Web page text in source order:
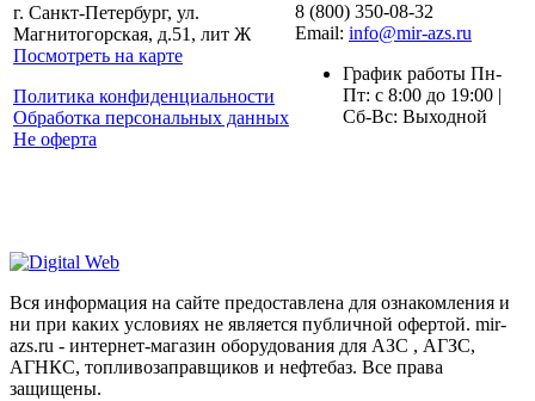
г. Санкт-Петербург, ул.
Магнитогорская, д.51, лит Ж
Посмотреть на карте
Политика конфиденциальности
Обработка персональных данных
Не оферта
8 (800) 350-08-32
Email: info@mir-azs.ru
График работы Пн-
Пт: с 8:00 до 19:00 |
Сб-Вс: Выходной
Вся информация на сайте предоставлена для ознакомления и
ни при каких условиях не является публичной офертой. mir-
azs.ru - интернет-магазин оборудования для АЗС , АГЗС,
АГНКС, топливозаправщиков и нефтебаз. Все права
защищены.